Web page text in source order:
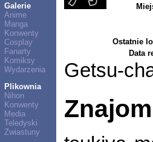
Galerie
Anime
Manga
Konwenty
Cosplay
Fanarty
Komiksy
Wydarzenia
Plikownia
Nihon
Konwenty
Media
Teledyski
Zwiastuny
Ostatnie
Data
Getsu-